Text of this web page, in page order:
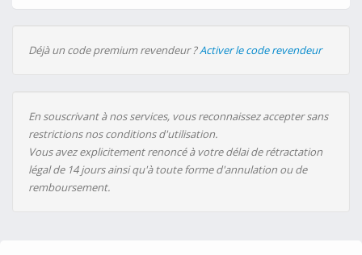
Déjà un code premium revendeur ?Activer le code revendeur
En souscrivant à nos services, vous reconnaissez accepter sans
restrictions nos conditions d'utilisation.
Vous avez explicitement renoncé à votre délai de rétractation
légal de 14 jours ainsi qu'à toute forme d'annulation ou de
remboursement.